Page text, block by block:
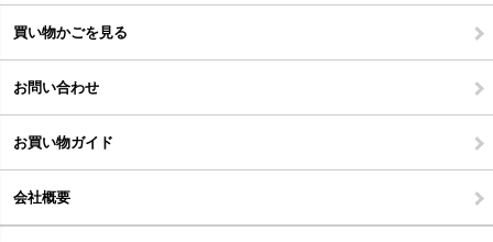
買い物かごを見る
お問い合わせ
お買い物ガイド
会社概要